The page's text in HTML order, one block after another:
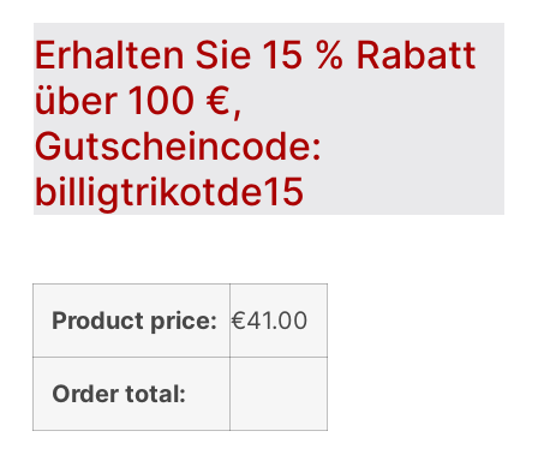
Erhalten Sie 15 % Rabatt
über 100 €,
Gutscheincode:
billigtrikotde15
Product price: €41.00
Order total: